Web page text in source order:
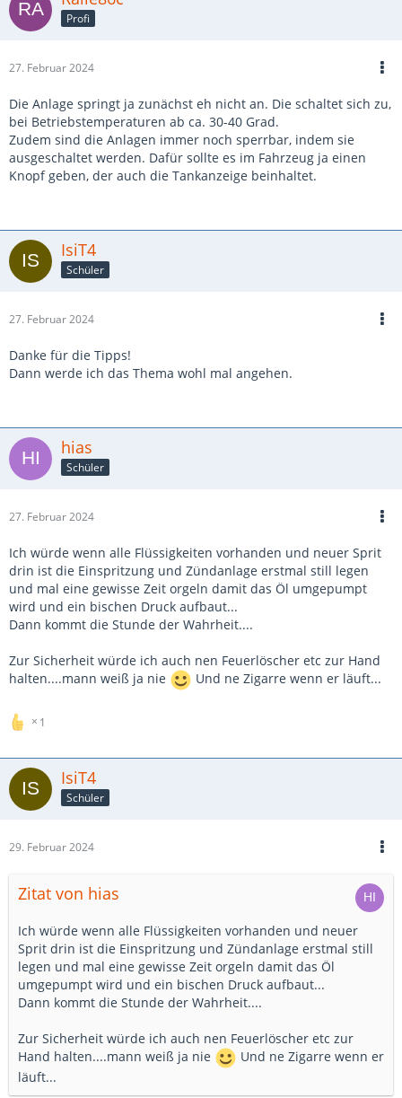
Profi
27. Februar 2024
Die Anlage springt ja zunächst eh nicht an. Die schaltet sich zu,
bei Betriebstemperaturen ab ca. 30-40 Grad.
Zudem sind die Anlagen immer noch sperrbar, indem sie
ausgeschaltet werden. Dafür sollte es im Fahrzeug ja einen
Knopf geben, der auch die Tankanzeige beinhaltet.
IsiT4
Schüler
27. Februar 2024
Danke für die Tipps!
Dann werde ich das Thema wohl mal angehen.
hias
Schüler
27. Februar 2024
Ich würde wenn alle Flüssigkeiten vorhanden und neuer Sprit
drin ist die Einspritzung und Zündanlage erstmal still legen
und mal eine gewisse Zeit orgeln damit das Öl umgepumpt
wird und ein bischen Druck aufbaut...
Dann kommt die Stunde der Wahrheit....
Zur Sicherheit würde ich auch nen Feuerlöscher etc zur Hand
halten....mann weiß ja nie
Und ne Zigarre wenn er läuft...
1
IsiT4
Schüler
29. Februar 2024
Zitat von hias
Ich würde wenn alle Flüssigkeiten vorhanden und neuer
Sprit drin ist die Einspritzung und Zündanlage erstmal still
legen und mal eine gewisse Zeit orgeln damit das Öl
umgepumpt wird und ein bischen Druck aufbaut...
Dann kommt die Stunde der Wahrheit....
Zur Sicherheit würde ich auch nen Feuerlöscher etc zur
Hand halten....mann weiß ja nie
Und ne Zigarre wenn er
läuft...